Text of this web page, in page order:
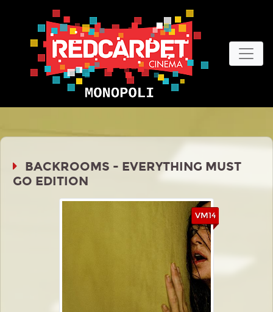
BACKROOMS - EVERYTHING MUST
GO EDITION
VM14